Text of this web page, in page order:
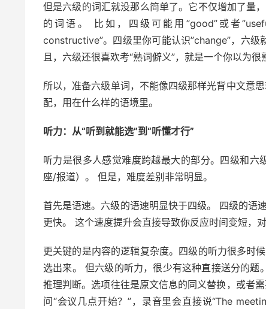
但是六级的词汇就没那么简单了。它不仅增加了量
的词语。 比如，四级可能用”good”或者
constructive”。四级里你可能认识”change”，六
且，六级还很喜欢考“熟词僻义”，就是一个你以为
所以，准备六级单词，不能像四级那样光背中文意
配，用在什么样的语境里。
听力：从“听到就能选”到“听懂才行”
听力是很多人感觉难度跨越最大的部分。四级和
座/报道）。 但是，难度差别非常明显。
首先是语速。六级的语速明显快于四级。 四级的语
更快。 这个速度提升会直接导致你反应时间变短，
更关键的是内容的逻辑复杂度。四级的听力很多时
选出来。 但六级的听力，很少有这种直接送分的
推理判断。选项往往是原文信息的同义替换，或者
问“会议几点开始？”，录音里会直接说“The